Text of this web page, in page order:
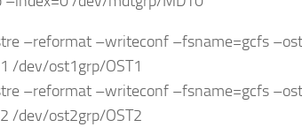
–reformat –writeconf –fsname=gcfs
/dev/ost1grp/OST1
–reformat –writeconf –fsname=gcfs
/dev/ost2grp/OST2